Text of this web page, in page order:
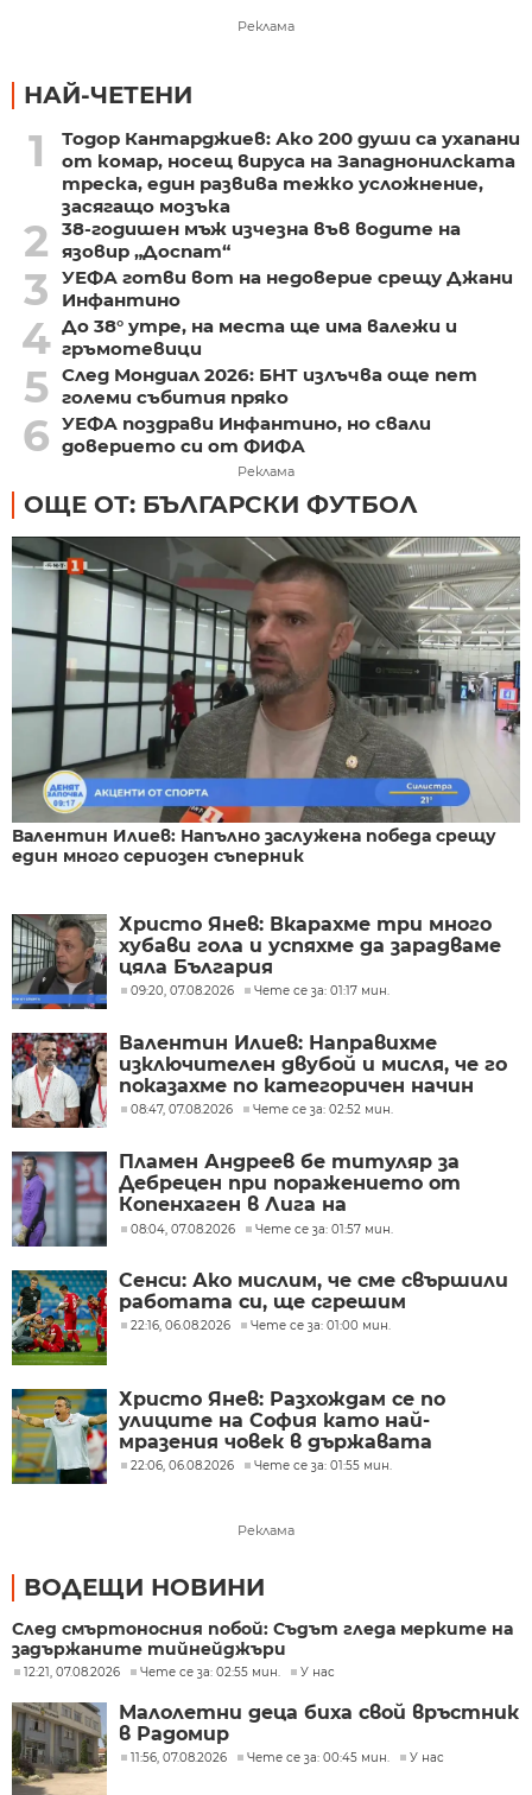
Реклама
НАЙ-ЧЕТЕНИ
1
Тодор Кантарджиев: Ако 200 души са ухапани
от комар, носещ вируса на Западнонилската
треска, един развива тежко усложнение,
засягащо мозъка
2
38-годишен мъж изчезна във водите на
язовир „Доспат“
3
УЕФА готви вот на недоверие срещу Джани
Инфантино
4 До 38° утре, на места ще има валежи и
гръмотевици
5 След Мондиал 2026: БНТ излъчва още пет
големи събития пряко
6 УЕФА поздрави Инфантино, но свали
доверието си от ФИФА
Реклама
ОЩЕ ОТ: БЪЛГАРСКИ ФУТБОЛ
Валентин Илиев: Напълно заслужена победа срещу
един много сериозен съперник
Христо Янев: Вкарахме три много
хубави гола и успяхме да зарадваме
цяла България
09:20, 07.08.2026 Чете се за: 01:17 мин.
Валентин Илиев: Направихме
изключителен двубой и мисля, че го
показахме по категоричен начин
08:47, 07.08.2026 Чете се за: 02:52 мин.
Пламен Андреев бе титуляр за
Дебрецен при поражението от
Копенхаген в Лига на
конференциите
08:04, 07.08.2026 Чете се за: 01:57 мин.
Сенси: Ако мислим, че сме свършили
работата си, ще сгрешим
22:16, 06.08.2026 Чете се за: 01:00 мин.
Христо Янев: Разхождам се по
улиците на София като най-
мразения човек в държавата
22:06, 06.08.2026 Чете се за: 01:55 мин.
Реклама
ВОДЕЩИ НОВИНИ
След смъртоносния побой: Съдът гледа мерките на
задържаните тийнейджъри
12:21, 07.08.2026 Чете се за: 02:55 мин. У нас
Малолетни деца биха свой връстник
в Радомир
11:56, 07.08.2026 Чете се за: 00:45 мин. У нас